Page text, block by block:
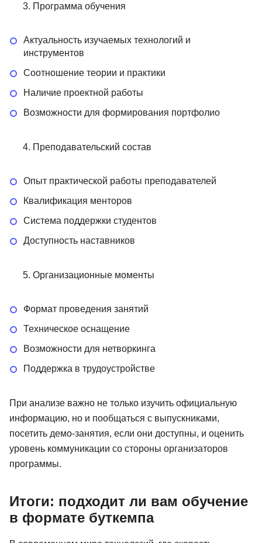
Программа обучения
Актуальность изучаемых технологий и
инструментов
Соотношение теории и практики
Наличие проектной работы
Возможности для формирования портфолио
Преподавательский состав
Опыт практической работы преподавателей
Квалификация менторов
Система поддержки студентов
Доступность наставников
Организационные моменты
Формат проведения занятий
Техническое оснащение
Возможности для нетворкинга
Поддержка в трудоустройстве
При анализе важно не только изучить официальную
информацию, но и пообщаться с выпускниками,
посетить демо-занятия, если они доступны, и оценить
уровень коммуникации со стороны организаторов
программы.
Итоги: подходит ли вам обучение
в формате буткемпа